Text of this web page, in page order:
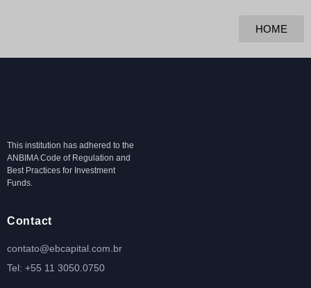
HOME
This institution has adhered to the
ANBIMA Code of Regulation and
Best Practices for Investment
Funds.
Contact
contato@ebcapital.com.br
Tel: +55 11 3050.0750